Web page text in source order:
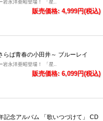
永洋亜昭登場！ 「星..
販売価格: 4,999円(税込)
らば青春の小田井～ ブルーレイ
永洋亜昭登場！ 「星..
販売価格: 6,099円(税込)
記念アルバム 「歌いつづけて」 CD